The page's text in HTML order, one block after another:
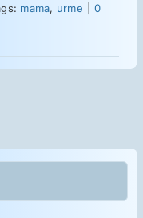
mama, urme
0